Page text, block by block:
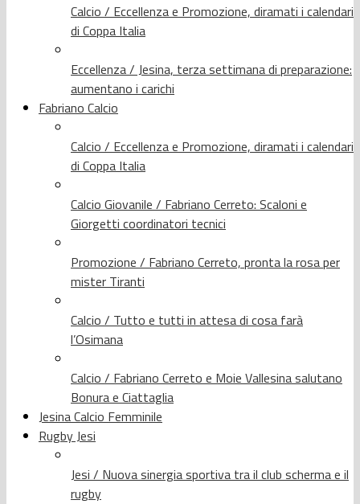
Calcio / Eccellenza e Promozione, diramati i calendari
di Coppa Italia
Eccellenza / Jesina, terza settimana di preparazione:
aumentano i carichi
Fabriano Calcio
Calcio / Eccellenza e Promozione, diramati i calendari
di Coppa Italia
Calcio Giovanile / Fabriano Cerreto: Scaloni e
Giorgetti coordinatori tecnici
Promozione / Fabriano Cerreto, pronta la rosa per
mister Tiranti
Calcio / Tutto e tutti in attesa di cosa farà
l’Osimana
Calcio / Fabriano Cerreto e Moie Vallesina salutano
Bonura e Ciattaglia
Jesina Calcio Femminile
Rugby Jesi
Jesi / Nuova sinergia sportiva tra il club scherma e il
rugby